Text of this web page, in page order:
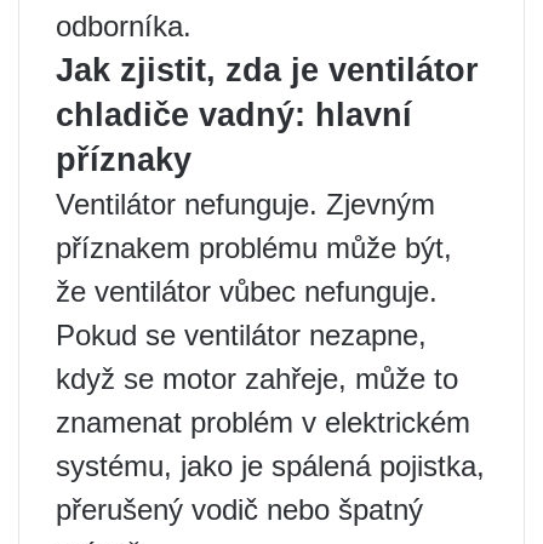
odborníka.
Jak zjistit, zda je ventilátor
chladiče vadný: hlavní
příznaky
Ventilátor nefunguje. Zjevným
příznakem problému může být,
že ventilátor vůbec nefunguje.
Pokud se ventilátor nezapne,
když se motor zahřeje, může to
znamenat problém v elektrickém
systému, jako je spálená pojistka,
přerušený vodič nebo špatný